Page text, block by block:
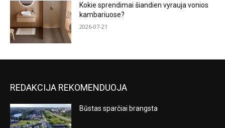
Kokie sprendimai šiandien vyrauja vonios
kambariuose?
2026-07-21
REDAKCIJA REKOMENDUOJA
Būstas sparčiai brangsta